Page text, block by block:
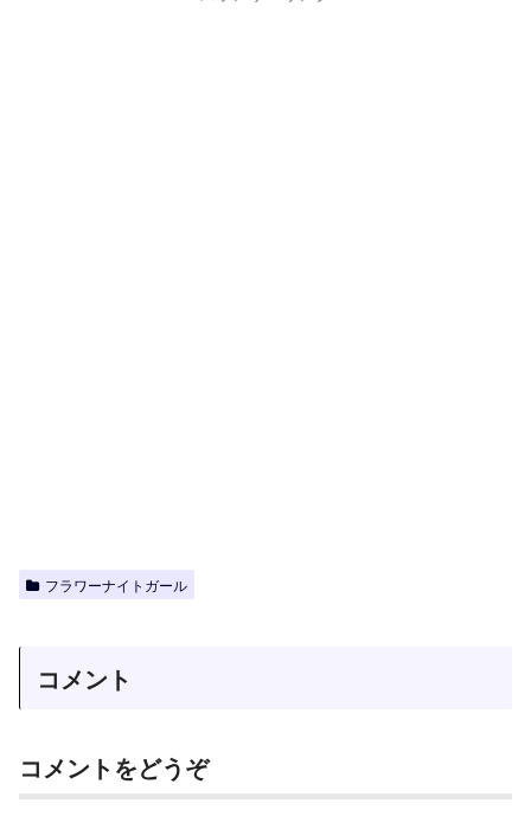
フラワーナイトガール
コメント
コメントをどうぞ